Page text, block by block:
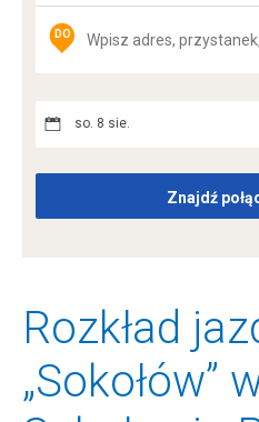
DO
so. 8 sie.
Znajdź
Rozkład
„Sokołów”